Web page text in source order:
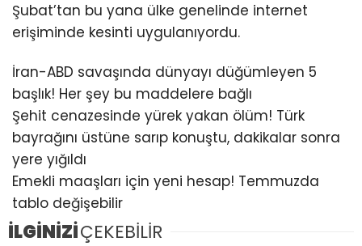
Şubat’tan bu yana ülke genelinde internet
erişiminde kesinti uygulanıyordu.
İran-ABD savaşında dünyayı düğümleyen 5
başlık! Her şey bu maddelere bağlı
Şehit cenazesinde yürek yakan ölüm! Türk
bayrağını üstüne sarıp konuştu, dakikalar sonra
yere yığıldı
Emekli maaşları için yeni hesap! Temmuzda
tablo değişebilir
İLGİNİZİÇEKEBİLİR